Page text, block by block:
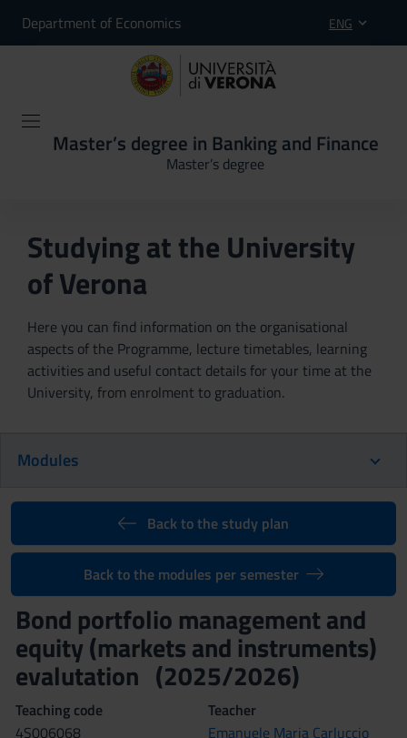
Department of Economics ENG
Master’s degree in Banking and Finance
Master’s degree
Studying at the University
of Verona
Here you can find information on the organisational
aspects of the Programme, lecture timetables, learning
activities and useful contact details for your time at the
University, from enrolment to graduation.
Modules
Back to the study plan
Back to the modules per semester
Bond portfolio management and
equity (markets and instruments)
evalutation (2025/2026)
Teaching code
4S006068
Teacher
Emanuele Maria Carluccio